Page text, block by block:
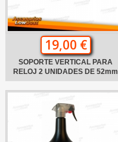
19,00 €
SOPORTE VERTICAL PARA
RELOJ 2 UNIDADES DE 52mm